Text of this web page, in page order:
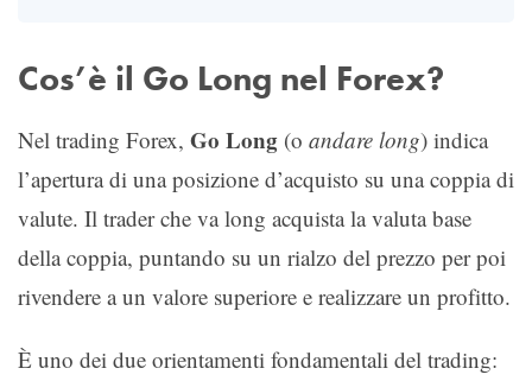
Cos’è il Go Long nel Forex?
Nel trading Forex, Go Long (o andare long) indica
l’apertura di una posizione d’acquisto su una coppia di
valute. Il trader che va long acquista la valuta base
della coppia, puntando su un rialzo del prezzo per poi
rivendere a un valore superiore e realizzare un profitto.
È uno dei due orientamenti fondamentali del trading: